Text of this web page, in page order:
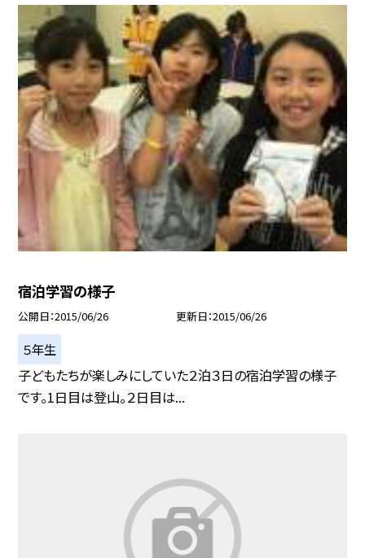
宿泊学習の様子
公開日 2015/06/26 更新日 2015/06/26
５年生
子どもたちが楽しみにしていた２泊３日の宿泊学習の様子
です。1日目は登山。２日目は...